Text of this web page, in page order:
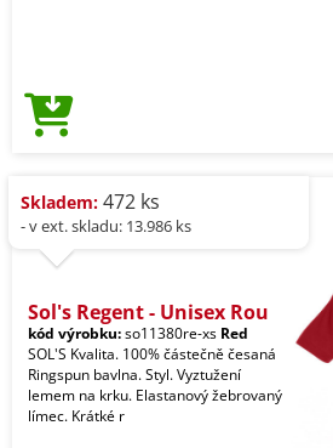
Skladem: 472 ks
- v ext. skladu: 13.986 ks
Sol's Regent - Unisex Rou
kód výrobku:so11380re-xs Red
SOL'S Kvalita. 100% částečně česaná
Ringspun bavlna. Styl. Vyztužení
lemem na krku. Elastanový žebrovaný
límec. Krátké r